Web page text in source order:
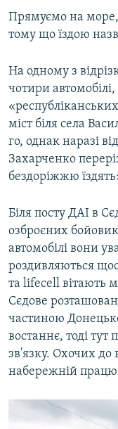
УКР
ДОЛУЧАЙСЯ!
Прямуємо на море,
тому що їздою
На одному з
чотири
міст біля села
го, однак наразі
Захарченко
бездоріжжю
Біля посту ДАІ в
озброєних
автомобілі вони
роздивляються
та lifecell вітають
Сєдове
частиною
востаннє, тоді тут
зв'язку. Охочих
набережній